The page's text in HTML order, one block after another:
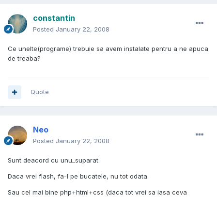
constantin
Posted January 22, 2008
Ce unelte(programe) trebuie sa avem instalate pentru a ne apuca
de treaba?
Quote
Neo
Posted January 22, 2008
Sunt deacord cu unu_suparat.
Daca vrei flash, fa-l pe bucatele, nu tot odata.
Sau cel mai bine php+html+css (daca tot vrei sa iasa ceva